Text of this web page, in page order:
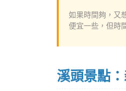
如果時間夠，又
便宜一些，但時
溪頭景點